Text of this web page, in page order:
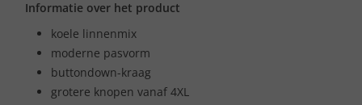
Informatie over het product
koele linnenmix
moderne pasvorm
buttondown-kraag
grotere knopen vanaf 4XL